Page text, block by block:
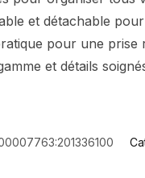
et détachable
pour une prise
et détails